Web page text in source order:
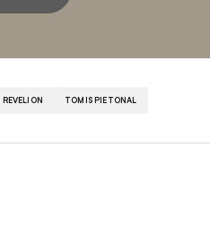
REVELION TOMIS PIETONAL